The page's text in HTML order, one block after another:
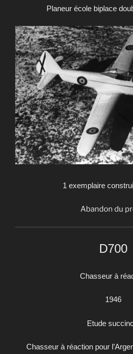
Planeur école biplace
1 exemplaire
Abandon du
D700
Chasseur à
1946
Etude
Chasseur à réaction pour